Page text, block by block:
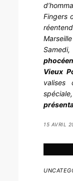
Fingers
Vieux
valises
15 AVRIL